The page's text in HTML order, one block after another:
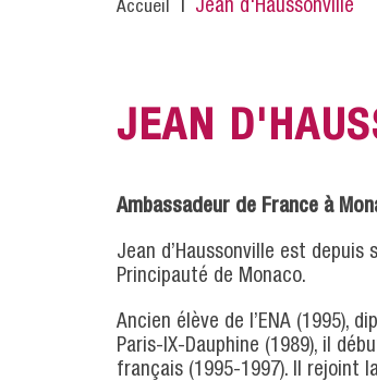
Fil
Accueil Jean d'Haussonville
JEAN
Ambassadeur de France à
Jean d’Haussonville est
Principauté de Monaco.
Ancien élève de l’ENA (1995),
Paris-IX-Dauphine (1989), il
français (1995-1997). Il rejoint